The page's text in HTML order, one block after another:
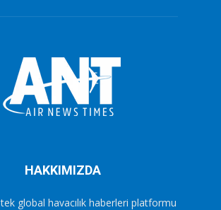
HAKKIMIZDA
global havacılık haberleri platformu